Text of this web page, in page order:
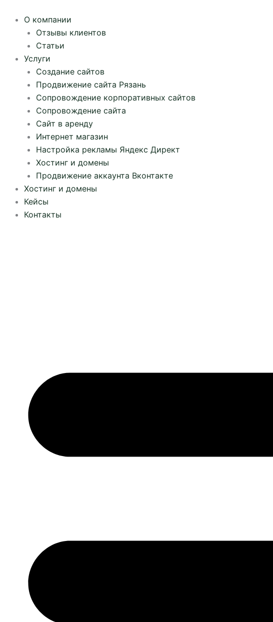
содержимому
О компании
Отзывы клиентов
Статьи
Услуги
Создание сайтов
Продвижение сайта Рязань
Сопровождение корпоративных сайтов
Сопровождение сайта
Сайт в аренду
Интернет магазин
Настройка рекламы Яндекс Директ
Хостинг и домены
Продвижение аккаунта Вконтакте
Хостинг и домены
Кейсы
Контакты